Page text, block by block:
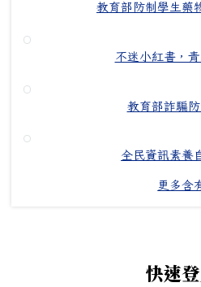
教育部防制學生藥
不迷小紅書，
教育部詐騙
全民資訊素養
更多含
快速